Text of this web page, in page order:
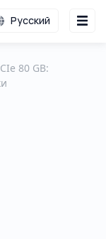
Русский
80 GB: